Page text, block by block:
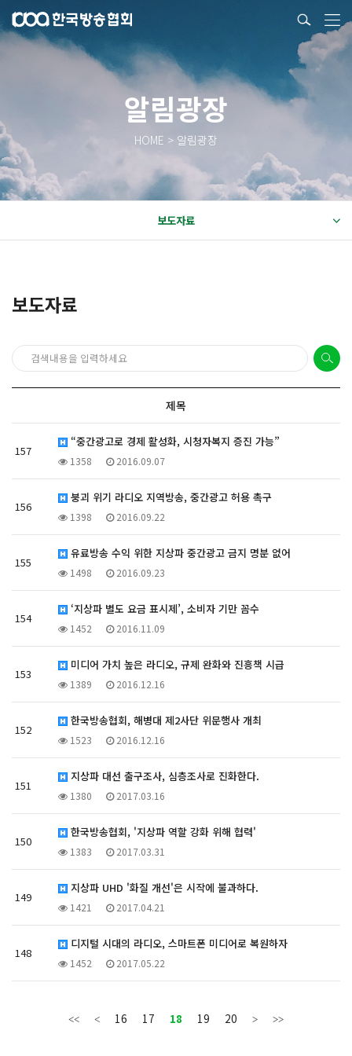
알림광장
HOME > 알림광장
보도자료
보도자료
제목
157
“중간광고로 경제 활성화, 시청자복지 증진 가능”
1358 2016.09.07
156
붕괴 위기 라디오 지역방송, 중간광고 허용 촉구
1398 2016.09.22
155
유료방송 수익 위한 지상파 중간광고 금지 명분 없어
1498 2016.09.23
154
‘지상파 별도 요금 표시제’, 소비자 기만 꼼수
1452 2016.11.09
153
미디어 가치 높은 라디오, 규제 완화와 진흥책 시급
1389 2016.12.16
152
한국방송협회, 해병대 제2사단 위문행사 개최
1523 2016.12.16
151
지상파 대선 출구조사, 심층조사로 진화한다.
1380 2017.03.16
150
한국방송협회, '지상파 역할 강화 위해 협력'
1383 2017.03.31
149
지상파 UHD '화질 개선'은 시작에 불과하다.
1421 2017.04.21
148
디지털 시대의 라디오, 스마트폰 미디어로 복원하자
1452 2017.05.22
16 17 18 19 20